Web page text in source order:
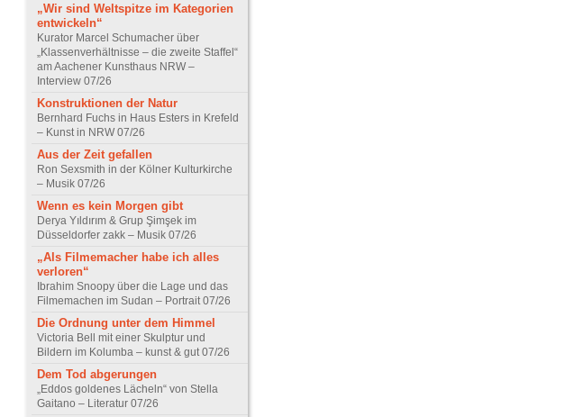
„Wir sind Weltspitze im Kategorien
entwickeln“
Kurator Marcel Schumacher über
„Klassenverhältnisse – die zweite Staffel“
am Aachener Kunsthaus NRW –
Interview 07/26
Konstruktionen der Natur
Bernhard Fuchs in Haus Esters in Krefeld
– Kunst in NRW 07/26
Aus der Zeit gefallen
Ron Sexsmith in der Kölner Kulturkirche
– Musik 07/26
Wenn es kein Morgen gibt
Derya Yıldırım & Grup Şimşek im
Düsseldorfer zakk – Musik 07/26
„Als Filmemacher habe ich alles
verloren“
Ibrahim Snoopy über die Lage und das
Filmemachen im Sudan – Portrait 07/26
Die Ordnung unter dem Himmel
Victoria Bell mit einer Skulptur und
Bildern im Kolumba – kunst & gut 07/26
Dem Tod abgerungen
„Eddos goldenes Lächeln“ von Stella
Gaitano – Literatur 07/26